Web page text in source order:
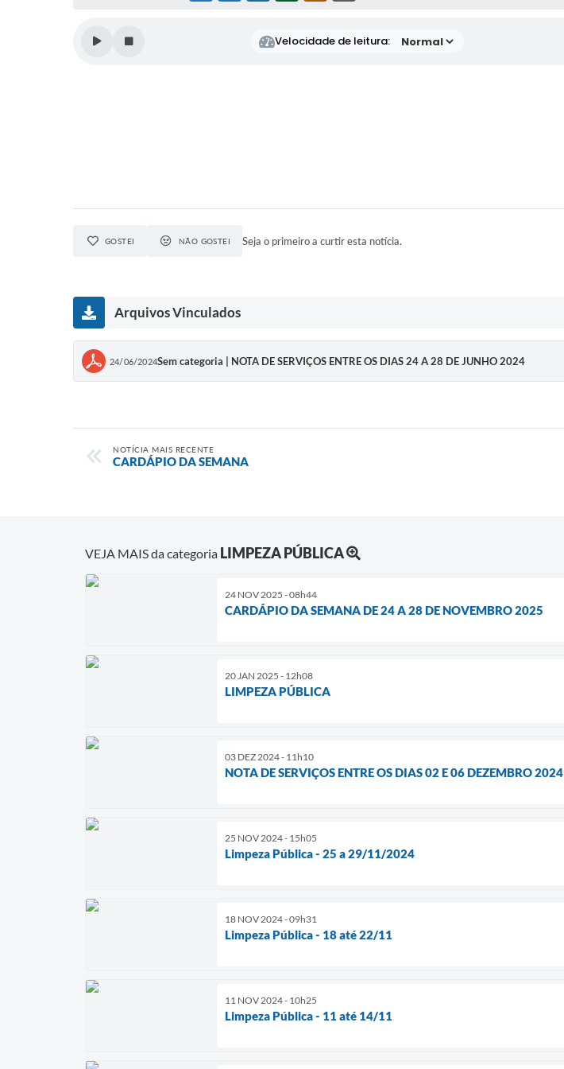
Velocidade de leitura:
GOSTEI NÃO GOSTEI Seja o primeiro a curtir esta notícia.
Arquivos Vinculados
24/06/2024Sem categoria | NOTA DE SERVIÇOS ENTRE OS DIAS 24 A 28 DE JUNHO 2024
NOTÍCIA MAIS RECENTE
CARDÁPIO DA SEMANA
VEJA MAIS da categoria LIMPEZA PÚBLICA
24 NOV 2025 - 08h44
CARDÁPIO DA SEMANA DE 24 A 28 DE NOVEMBRO 2025
20 JAN 2025 - 12h08
LIMPEZA PÚBLICA
03 DEZ 2024 - 11h10
NOTA DE SERVIÇOS ENTRE OS DIAS 02 E 06 DEZEMBRO 2024
25 NOV 2024 - 15h05
Limpeza Pública - 25 a 29/11/2024
18 NOV 2024 - 09h31
Limpeza Pública - 18 até 22/11
11 NOV 2024 - 10h25
Limpeza Pública - 11 até 14/11